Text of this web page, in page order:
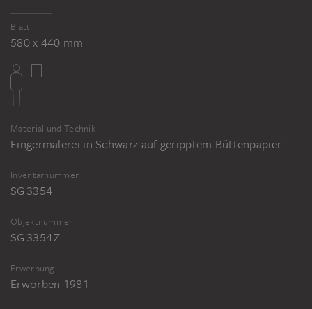
Blatt
580 x 440 mm
Material und Technik
Fingermalerei in Schwarz auf geripptem Büttenpapier
Inventarnummer
SG 3354
Objektnummer
SG 3354 Z
Erwerbung
Erworben 1981